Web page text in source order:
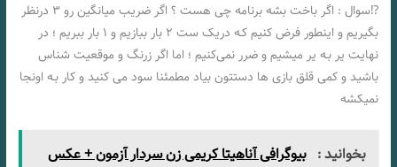
⁉️سوال : اگر باخت بشه برنامه چی هست ؟ اگر ضریب میانگین رو ۳ درنظر
بگیریم و اینطور فرض کنیم کـه دریک ست ۲ بار ببازیم و ۱ بار ببریم ؛ در
نهایت یر بـه یر میشیم و ضرر نمی‌کنیم ؛ اما اگر زرنگ و موقعیت شناس
باشید و کمی قلق بازی ها دستتون بیاد مطمئنا سود می کنید و کار بـه اونجا
نمیکشه
بخوانید : بیوگرافی آناهیتا کریمی زن سردار آزمون + عکس